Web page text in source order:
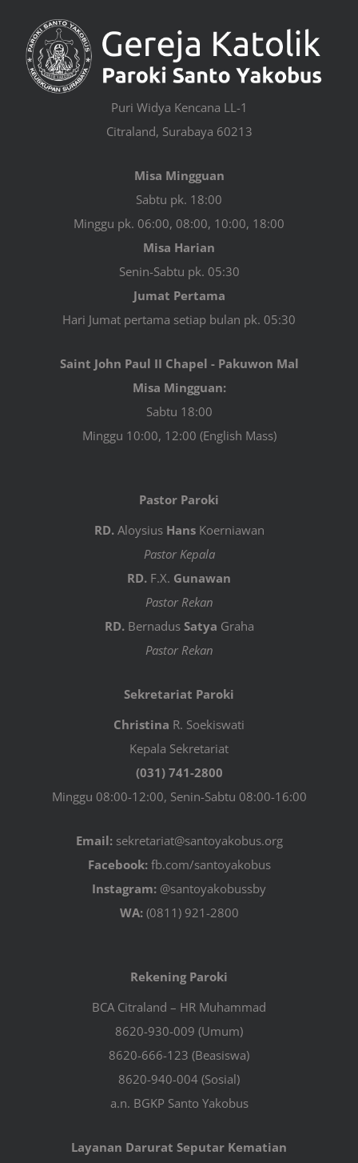
Puri Widya Kencana LL-1
Citraland, Surabaya 60213
Misa Mingguan
Sabtu pk. 18:00
Minggu pk. 06:00, 08:00, 10:00, 18:00
Misa Harian
Senin-Sabtu pk. 05:30
Jumat Pertama
Hari Jumat pertama setiap bulan pk. 05:30
Saint John Paul II Chapel - Pakuwon Mal
Misa Mingguan:
Sabtu 18:00
Minggu 10:00, 12:00 (English Mass)
Pastor Paroki
RD.Aloysius HansKoerniawan
Pastor Kepala
RD. F.X. Gunawan
Pastor Rekan
RD.Bernadus Satya Graha
Pastor Rekan
Sekretariat Paroki
Christina R. Soekiswati
Kepala Sekretariat
(031) 741-2800
Minggu 08:00-12:00, Senin-Sabtu 08:00-16:00
Email:sekretariat@santoyakobus.org
Facebook:fb.com/santoyakobus
Instagram: @santoyakobussby
WA:(0811) 921-2800
Rekening Paroki
BCA Citraland – HR Muhammad
8620-930-009 (Umum)
8620-666-123 (Beasiswa)
8620-940-004 (Sosial)
a.n. BGKP Santo Yakobus
Layanan Darurat Seputar Kematian